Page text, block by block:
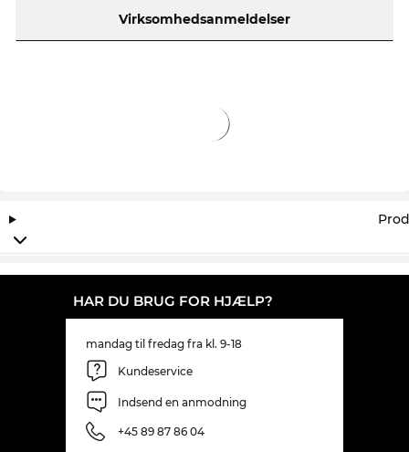
nu kun på, at kunne sætte Ved at købe hos Edel-
Optics sikrer du dig den bedste pris, for vores
Virksomhedsanmeldelser
HAR DU BRUG FOR HJÆLP?
mandag til fredag fra kl. 9-18
Kundeservice
Indsend en anmodning
+45 89 87 86 04